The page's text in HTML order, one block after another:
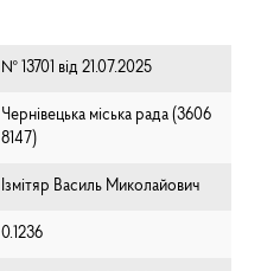
№ 13701 від 21.07.2025
Чернівецька міська рада (⁨3606
8147⁩)
Ізмітяр Василь Миколайович
0.1236